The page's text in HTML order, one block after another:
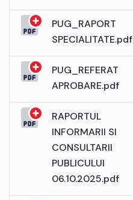
PUG_RAPORT
SPECIALITATE.pdf
PUG_REFERAT
APROBARE.pdf
RAPORTUL
INFORMARII SI
CONSULTARII
PUBLICULUI
06.10.2025.pdf